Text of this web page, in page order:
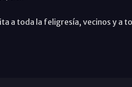
a toda la feligresía, vecinos y a